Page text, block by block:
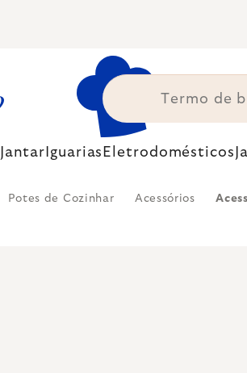
Jantar Iguarias Eletrodomésticos
Potes de Cozinhar Acessórios